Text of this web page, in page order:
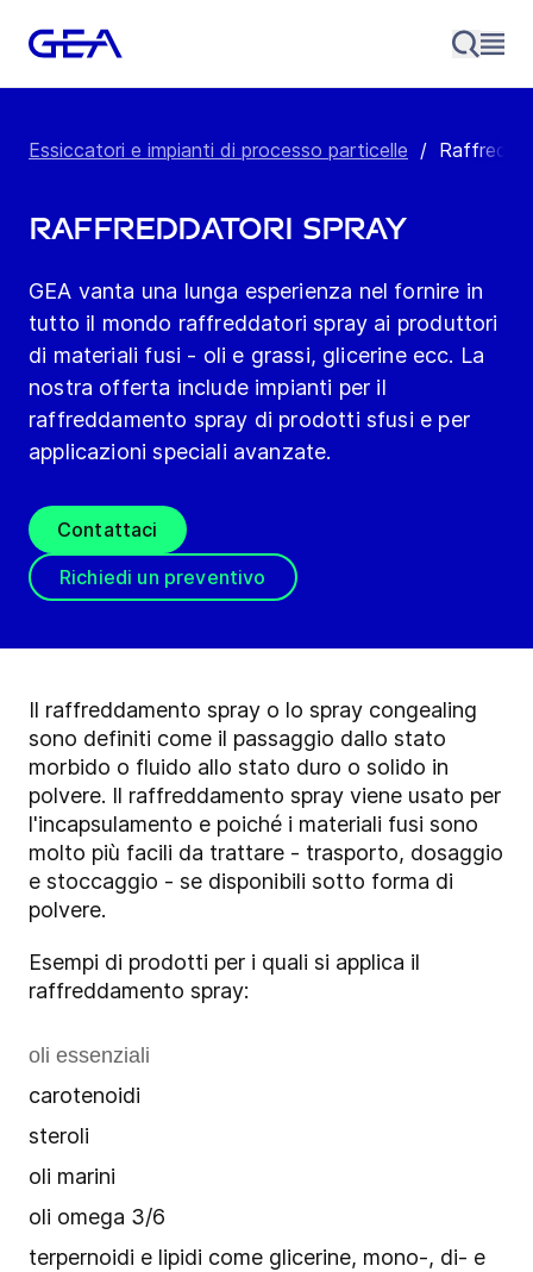
Essiccatori e impianti di processo particelle /
Raffreddatori spray
GEA vanta una lunga esperienza nel fornire in
tutto il mondo raffreddatori spray ai produttori
di materiali fusi - oli e grassi, glicerine ecc. La
nostra offerta include impianti per il
raffreddamento spray di prodotti sfusi e per
applicazioni speciali avanzate.
Contattaci
Richiedi un preventivo
Il raffreddamento spray o lo spray congealing
sono definiti come il passaggio dallo stato
morbido o fluido allo stato duro o solido in
polvere. Il raffreddamento spray viene usato per
l'incapsulamento e poiché i materiali fusi sono
molto più facili da trattare - trasporto, dosaggio
e stoccaggio - se disponibili sotto forma di
polvere.
Esempi di prodotti per i quali si applica il
raffreddamento spray:
oli essenziali
carotenoidi
steroli
oli marini
oli omega 3/6
terpernoidi e lipidi come glicerine, mono-, di- e